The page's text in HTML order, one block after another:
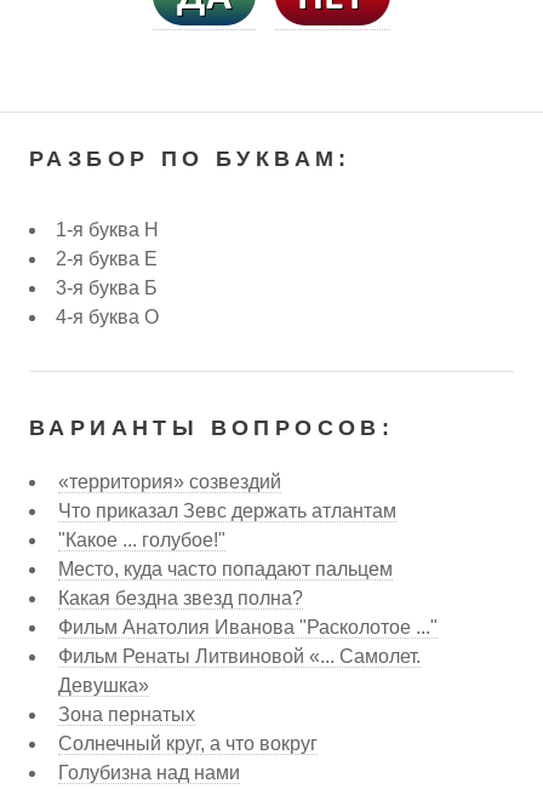
РАЗБОР ПО БУКВАМ:
1-я буква Н
2-я буква Е
3-я буква Б
4-я буква О
ВАРИАНТЫ ВОПРОСОВ:
«территория» созвездий
Что приказал Зевс держать атлантам
"Какое ... голубое!"
Место, куда часто попадают пальцем
Какая бездна звезд полна?
Фильм Анатолия Иванова "Расколотое ..."
Фильм Ренаты Литвиновой «... Самолет.
Девушка»
Зона пернатых
Солнечный круг, а что вокруг
Голубизна над нами